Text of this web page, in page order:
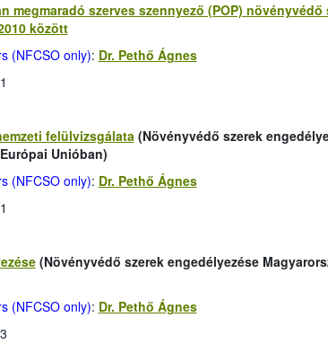
megmaradó szerves szennyező (POP) növényvédő
között
(NFCSO only): Dr. Pethő Ágnes
felülvizsgálata(Növényvédő szerek
Unióban)
(NFCSO only): Dr. Pethő Ágnes
(Növényvédő szerek engedélyezése
(NFCSO only): Dr. Pethő Ágnes